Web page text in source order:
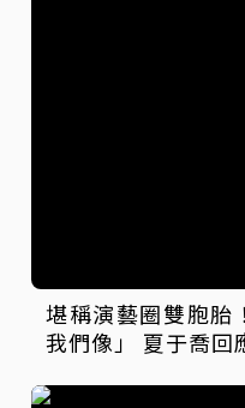
堪稱演藝圈雙胞胎
我們像」 夏于喬回